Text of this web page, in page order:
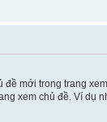
mới trong trang
xem chủ đề. Ví dụ